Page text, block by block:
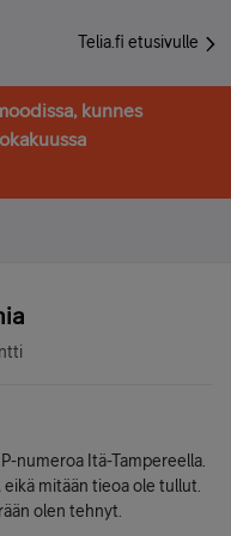
Telia.fi etusivulle
kunnes
numeroa Itä-Tampereella.
mitään tieoa ole tullut.
olen tehnyt.